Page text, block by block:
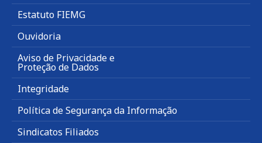
Estatuto FIEMG
Ouvidoria
Aviso de Privacidade e
Proteção de Dados
Integridade
Política de Segurança da Informação
Sindicatos Filiados